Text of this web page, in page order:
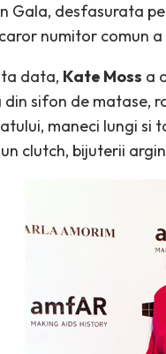
Gala, desfasurata
numitor comun
data, Kate Moss a
din sifon de matase,
maneci lungi si
clutch, bijuterii